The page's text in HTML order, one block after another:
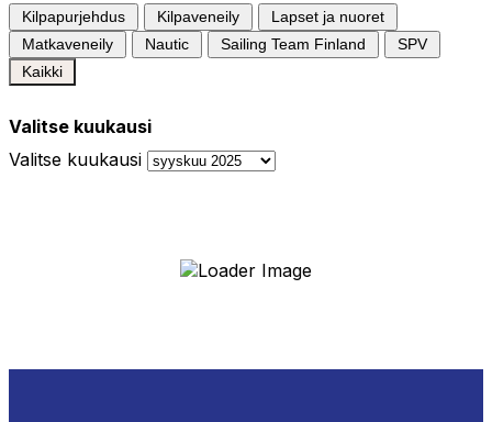
Kilpapurjehdus Kilpaveneily
Lapset ja nuoret
Matkaveneily
Nautic Sailing Team Finland
SPV
Kaikki
Valitse kuukausi
Valitse kuukausi